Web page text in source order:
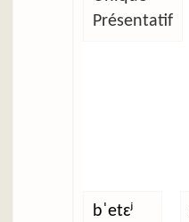
Présentatif
bˈetɛʲ